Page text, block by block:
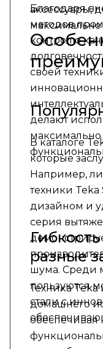
аксессуары,
Благодаря
методов
контролю
своей
делают
В каталоге
которые
Например,
техники Teka
дизайном и
серия
шума. Среди
пользуются
стали с
разные
Техника
домашнего
обеспечивая